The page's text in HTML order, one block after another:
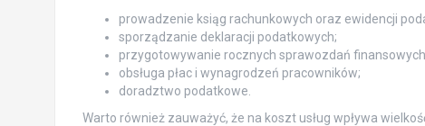
prowadzenie ksiąg rachunkowych oraz ewidencji
sporządzanie deklaracji podatkowych;
przygotowywanie rocznych sprawozdań
obsługa płac i wynagrodzeń pracowników;
doradztwo podatkowe.
Warto również zauważyć, że na koszt usług wpływa